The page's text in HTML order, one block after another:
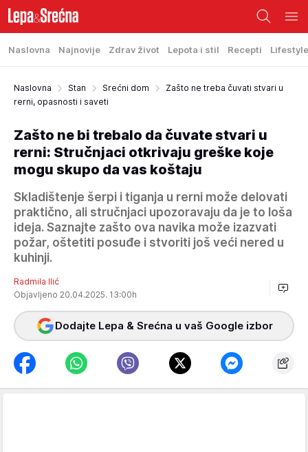
Naslovna Najnovije Zdrav život Lepota i stil Recepti Lifestyle
Naslovna Stan Srećni dom
Zašto ne treba čuvati stvari u
rerni, opasnosti i saveti
Zašto ne bi trebalo da čuvate stvari u
rerni: Stručnjaci otkrivaju greške koje
mogu skupo da vas koštaju
Skladištenje šerpi i tiganja u rerni može delovati
praktično, ali stručnjaci upozoravaju da je to loša
ideja. Saznajte zašto ova navika može izazvati
požar, oštetiti posuđe i stvoriti još veći nered u
kuhinji.
Radmila Ilić
Objavljeno 20.04.2025. 13:00h
Dodajte Lepa & Srećna u vaš Google izbor